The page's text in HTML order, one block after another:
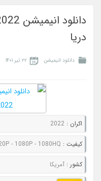
دریا
دانلود انیمیشن ۲۲ تیر ۱۴۰۱
اکران :2022
کیفیت : - 720P - 1080P - 1080HQ
کشور :آمریکا